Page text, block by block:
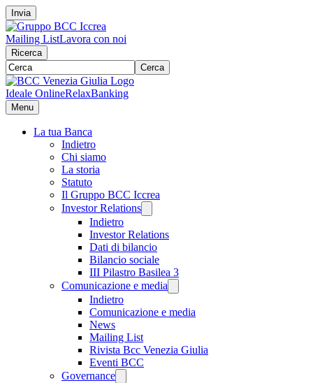
Invia
Mailing ListLavora con noi
Ricerca
Cerca
Ideale OnlineRelaxBanking
Menu
La tua Banca
Indietro
Chi siamo
La storia
Statuto
Il Gruppo BCC Iccrea
Investor Relations
Indietro
Investor Relations
Dati di bilancio
Bilancio sociale
III Pilastro Basilea 3
Comunicazione e media
Indietro
Comunicazione e media
News
Mailing List
Rivista Bcc Venezia Giulia
Eventi BCC
Governance